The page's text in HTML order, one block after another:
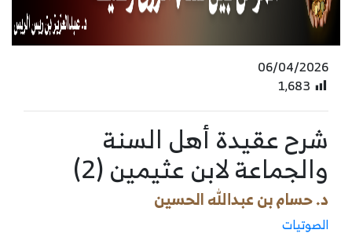
06/04/2026
1٬683
شرح عقيدة أهل السنة
والجماعة لابن عثيمين (2)
د. حسام بن عبدالله الحسين
الصوتيات